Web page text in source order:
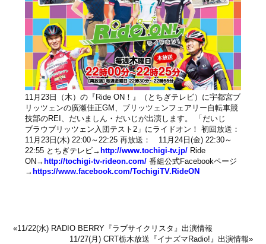
11月23日（木）の『Ride ON！』（とちぎテレビ）に宇都宮ブ
リッツェンの廣瀬佳正GM、ブリッツェンフェアリー自転車競
技部のREI、だいましん・だいじが出演します。 「だいじ
ブラウブリッツェン入団テスト2」にライドオン！ 初回放送：
11月23日(木) 22:00～22:25 再放送： 11月24日(金) 22:30～
22:55 とちぎテレビ→ http://www.tochigi-tv.jp/ Ride
ON→ http://tochigi-tv-rideon.com/ 番組公式Facebookページ
→ https://www.facebook.com/TochigiTV.RideON
«11/22(水) RADIO BERRY『ラブサイクリスタ』出演情報
11/27(月) CRT栃木放送『イナズマRadio!』出演情報»